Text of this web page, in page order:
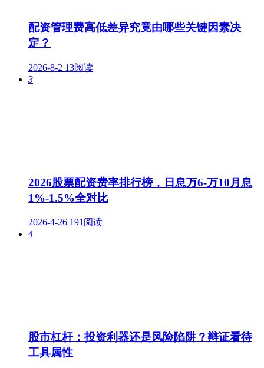
配资管理费高低差异究竟由哪些关键因素决
定？
2026-8-2 13阅读
3
2026股票配资费率排行榜，日息万6-万10月息
1%-1.5%全对比
2026-4-26 191阅读
4
股市杠杆：投资利器还是风险陷阱？辩证看待
工具属性